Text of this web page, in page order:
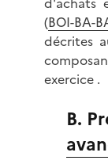
(BOI-BA-
décrites
exercice .
B.